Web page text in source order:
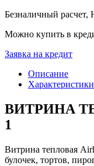
Безналичный расчет,
Можно купить в
Заявка на кредит
Описание
Характеристики
ВИТРИНА
1
Витрина тепловая
булочек, тортов,